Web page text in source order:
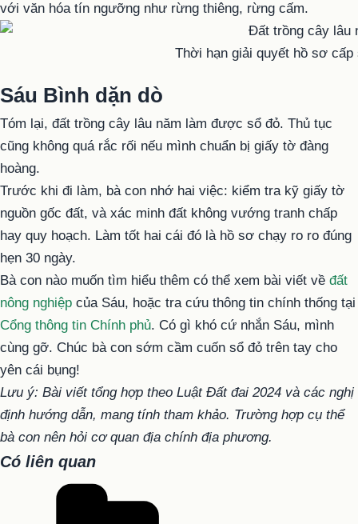
với văn hóa tín ngưỡng như rừng thiêng, rừng cấm.
Thời hạn giải quyết hồ sơ cấp
Sáu Bình dặn dò
Tóm lại, đất trồng cây lâu năm làm được sổ đỏ. Thủ tục
cũng không quá rắc rối nếu mình chuẩn bị giấy tờ đàng
hoàng.
Trước khi đi làm, bà con nhớ hai việc: kiểm tra kỹ giấy tờ
nguồn gốc đất, và xác minh đất không vướng tranh chấp
hay quy hoạch. Làm tốt hai cái đó là hồ sơ chạy ro ro đúng
hẹn 30 ngày.
Bà con nào muốn tìm hiểu thêm có thể xem bài viết về đất
nông nghiệp của Sáu, hoặc tra cứu thông tin chính thống tại
Cổng thông tin Chính phủ. Có gì khó cứ nhắn Sáu, mình
cùng gỡ. Chúc bà con sớm cầm cuốn sổ đỏ trên tay cho
yên cái bụng!
Lưu ý: Bài viết tổng hợp theo Luật Đất đai 2024 và các nghị
định hướng dẫn, mang tính tham khảo. Trường hợp cụ thể
bà con nên hỏi cơ quan địa chính địa phương.
Có liên quan